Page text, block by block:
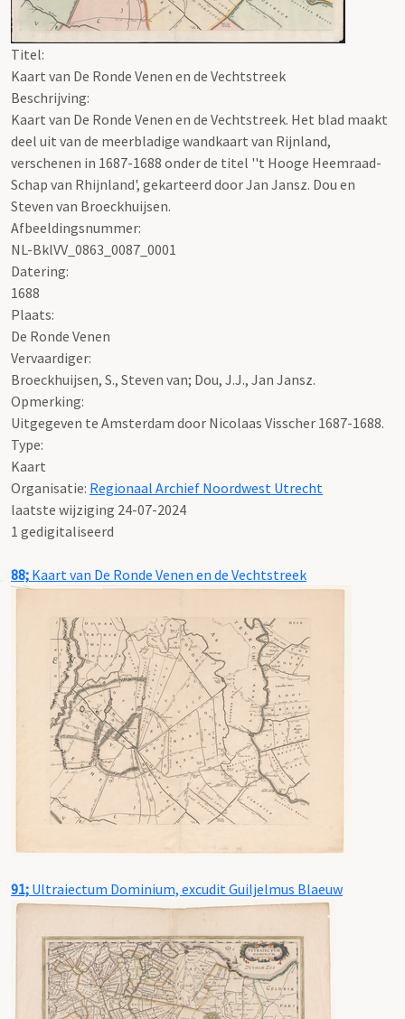
Titel:
Kaart van De Ronde Venen en de Vechtstreek
Beschrijving:
Kaart van De Ronde Venen en de Vechtstreek. Het blad maakt
deel uit van de meerbladige wandkaart van Rijnland,
verschenen in 1687-1688 onder de titel ''t Hooge Heemraad-
Schap van Rhijnland', gekarteerd door Jan Jansz. Dou en
Steven van Broeckhuijsen.
Afbeeldingsnummer:
NL-BklVV_0863_0087_0001
Datering:
1688
Plaats:
De Ronde Venen
Vervaardiger:
Broeckhuijsen, S., Steven van; Dou, J.J., Jan Jansz.
Opmerking:
Uitgegeven te Amsterdam door Nicolaas Visscher 1687-1688.
Type:
Kaart
Organisatie: Regionaal Archief Noordwest Utrecht
laatste wijziging 24-07-2024
1 gedigitaliseerd
88; Kaart van De Ronde Venen en de Vechtstreek
91; Ultraiectum Dominium, excudit Guiljelmus Blaeuw